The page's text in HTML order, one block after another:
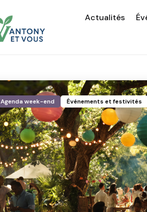
Actualités
Agenda week-end Événements et festivités